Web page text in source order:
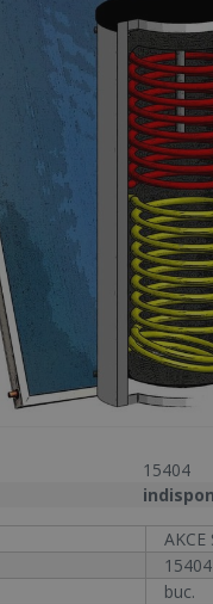
15404
AKCE
15404
buc.